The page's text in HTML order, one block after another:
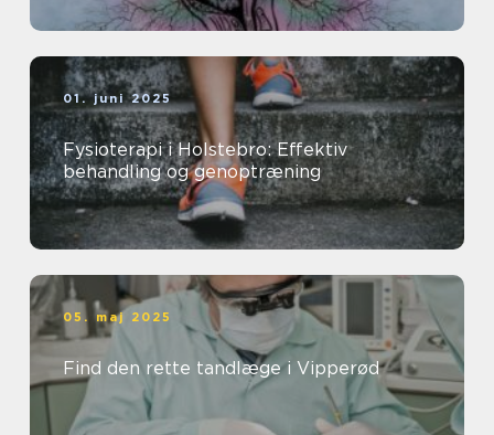
01. juni 2025
Fysioterapi i Holstebro: Effektiv
behandling og genoptræning
05. maj 2025
Find den rette tandlæge i Vipperød